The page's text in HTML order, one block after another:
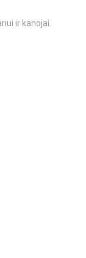
ir kanojai.